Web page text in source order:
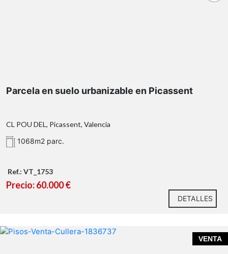
No se concede licencia de construcción hasta que no
se urbanice completamente la calle.
Parcela en suelo urbanizable en Picassent
CL POU DEL, Picassent, Valencia
1068m2 parc.
Ref.: VT_1753
Precio: 60.000 €
DETALLES
VENTA